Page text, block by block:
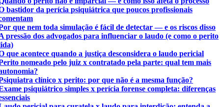
bastidor da perícia psiquiátrica que poucos profissionais
que nem toda simulação é fácil de detectar — e os riscos disso
pressão dos advogados para influenciar o laudo (e como o perito
que acontece quando a justiça desconsidera o laudo pericial
nomeado pelo juiz x contratado pela parte: qual tem mais
clínico x perito: por que não é a mesma função?
psiquiátrico simples x perícia forense completa: diferenças